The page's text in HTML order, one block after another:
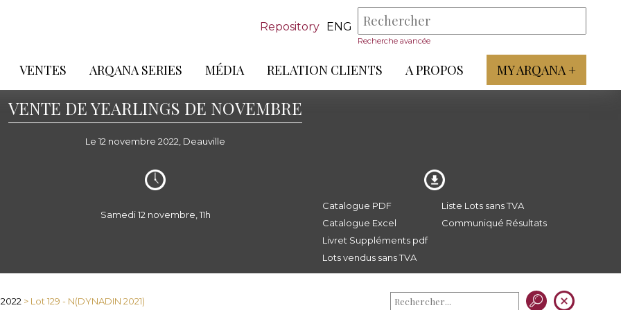
Repository ENG
Recherche avancée
VENTES ARQANA SERIES MÉDIA RELATION CLIENTS A PROPOS MY ARQANA +
VENTE DE YEARLINGS DE NOVEMBRE
Le 12 novembre 2022, Deauville
Samedi 12 novembre, 11h
Catalogue PDF
Catalogue Excel
Livret Suppléments pdf
Lots vendus sans TVA
Liste Lots sans TVA
Communiqué Résultats
> Lot 129 - N(DYNADIN 2021)